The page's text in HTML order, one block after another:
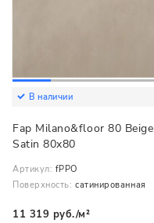
В наличии
Fap Milano&floor 80 Beige
Satin 80x80
Артикул: fPPO
Поверхность: сатинированная
11 319 руб./м²